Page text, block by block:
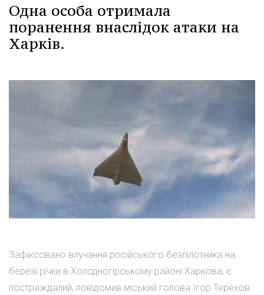
Одна особа отримала
поранення внаслідок атаки на
Харків.
Зафіксовано влучання російського безпілотника на
березі річки в Холодногірському районі Харкова, є
постраждалий, повідомив міський голова Ігор Терехов.